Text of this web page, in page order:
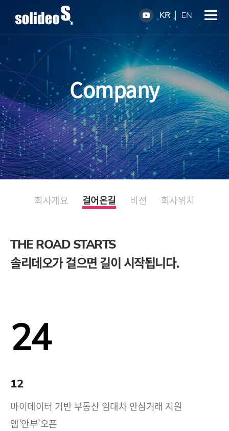
KR EN
Company
회사개요 걸어온길 비전 회사위치
THE ROAD STARTS
솔리데오가 걸으면 길이 시작됩니다.
24
12
마이데이터 기반 부동산 임대차 안심거래 지원
앱'안부'오픈